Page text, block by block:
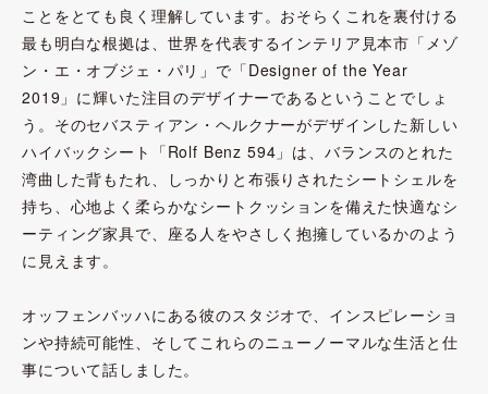
ことをとても良く理解しています。おそらくこれを裏付ける
最も明白な根拠は、世界を代表するインテリア見本市「メゾ
ン・エ・オブジェ・パリ」で「Designer of the Year
2019」に輝いた注目のデザイナーであるということでしょ
う。そのセバスティアン・ヘルクナーがデザインした新しい
ハイバックシート「Rolf Benz 594」は、バランスのとれた
湾曲した背もたれ、しっかりと布張りされたシートシェルを
持ち、心地よく柔らかなシートクッションを備えた快適なシ
ーティング家具で、座る人をやさしく抱擁しているかのよう
に見えます。
オッフェンバッハにある彼のスタジオで、インスピレーショ
ンや持続可能性、そしてこれらのニューノーマルな生活と仕
事について話しました。